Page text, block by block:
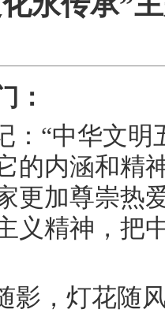
：
：“中华文
的内涵和精
更加尊崇热
义精神，把
影，灯花随